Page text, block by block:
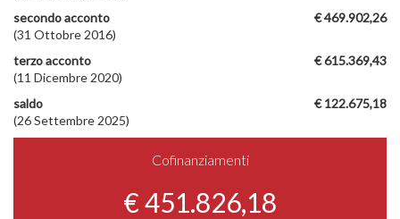
€ 469.902,26
secondo acconto
(31 Ottobre 2016)
€ 615.369,43
terzo acconto
(11 Dicembre 2020)
€ 122.675,18
saldo
(26 Settembre 2025)
Cofinanziamenti
€ 451.826,18